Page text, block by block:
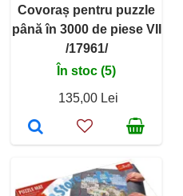
Covoraș pentru puzzle
până în 3000 de piese VII
/17961/
În stoc (5)
135,00 Lei